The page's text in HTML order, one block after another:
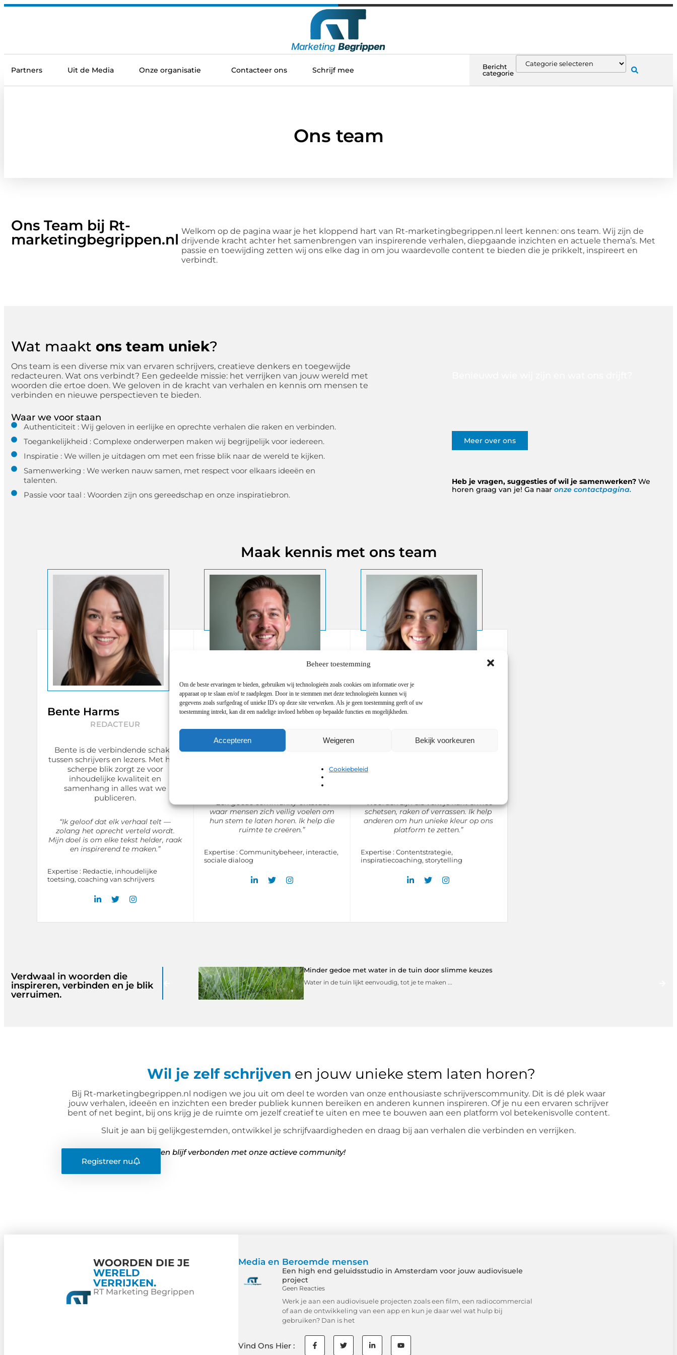
Beheer toestemming
Om de beste ervaringen te bieden, gebruiken wij technologieën zoals cookies om informatie over je
apparaat op te slaan en/of te raadplegen. Door in te stemmen met deze technologieën kunnen wij
gegevens zoals surfgedrag of unieke ID's op deze site verwerken. Als je geen toestemming geeft of uw
toestemming intrekt, kan dit een nadelige invloed hebben op bepaalde functies en mogelijkheden.
Accepteren Weigeren Bekijk voorkeuren
Cookiebeleid
Partners Uit de Media Onze organisatie Contacteer ons Schrijf mee
Bericht
categorie
Ons team
Ons Team bij Rt-
marketingbegrippen.nl Welkom op de pagina waar je het kloppend hart van Rt-marketingbegrippen.nl leert kennen: ons team. Wij zijn de
drijvende kracht achter het samenbrengen van inspirerende verhalen, diepgaande inzichten en actuele thema’s. Met
passie en toewijding zetten wij ons elke dag in om jou waardevolle content te bieden die je prikkelt, inspireert en
verbindt.
Wat maakt ons team uniek?
Ons team is een diverse mix van ervaren schrijvers, creatieve denkers en toegewijde
redacteuren. Wat ons verbindt? Een gedeelde missie: het verrijken van jouw wereld met
woorden die ertoe doen. We geloven in de kracht van verhalen en kennis om mensen te
verbinden en nieuwe perspectieven te bieden.
Waar we voor staan
Authenticiteit : Wij geloven in eerlijke en oprechte verhalen die raken en verbinden.
Toegankelijkheid : Complexe onderwerpen maken wij begrijpelijk voor iedereen.
Inspiratie : We willen je uitdagen om met een frisse blik naar de wereld te kijken.
Samenwerking : We werken nauw samen, met respect voor elkaars ideeën en
talenten.
Passie voor taal : Woorden zijn ons gereedschap en onze inspiratiebron.
Meer over ons
Heb je vragen, suggesties of wil je samenwerken? We
horen graag van je! Ga naar onze contactpagina.
Maak kennis met ons team
Bente Harms
REDACTEUR
Bente is de verbindende schakel
tussen schrijvers en lezers. Met haar
scherpe blik zorgt ze voor
inhoudelijke kwaliteit en
samenhang in alles wat we
publiceren.
“Ik geloof dat elk verhaal telt —
zolang het oprecht verteld wordt.
Mijn doel is om elke tekst helder, raak
en inspirerend te maken.”
Expertise : Redactie, inhoudelijke
toetsing, coaching van schrijvers
Jamal de Vos
Jamal is het aanspreekpunt voor
stimuleert interactie en bewaakt de
“Een goede community ontstaat
waar mensen zich veilig voelen om
hun stem te laten horen. Ik help die
ruimte te creëren.”
Expertise : Communitybeheer, interactie,
sociale dialoog
Elise van Kessel
ondersteunt beginnende schrijvers
“Woorden zijn als verf: je kunt ermee
schetsen, raken of verrassen. Ik help
anderen om hun unieke kleur op ons
platform te zetten.”
Expertise : Contentstrategie,
inspiratiecoaching, storytelling
Verdwaal in woorden die
inspireren, verbinden en je blik
verruimen.
Minder gedoe met water in de tuin door slimme keuzes
Water in de tuin lijkt eenvoudig, tot je te maken ...
Wil je zelf schrijven en jouw unieke stem laten horen?
Bij Rt-marketingbegrippen.nl nodigen we jou uit om deel te worden van onze enthousiaste schrijverscommunity. Dit is dé plek waar
jouw verhalen, ideeën en inzichten een breder publiek kunnen bereiken en anderen kunnen inspireren. Of je nu een ervaren schrijver
bent of net begint, bij ons krijg je de ruimte om jezelf creatief te uiten en mee te bouwen aan een platform vol betekenisvolle content.
Sluit je aan bij gelijkgestemden, ontwikkel je schrijfvaardigheden en draag bij aan verhalen die verbinden en verrijken.
Registreer nu
en blijf verbonden met onze actieve community!
WOORDEN DIE JE
WERELD
VERRIJKEN.
RT Marketing Begrippen
Media en Beroemde mensen
Een high end geluidsstudio in Amsterdam voor jouw audiovisuele
project
Geen Reacties
Werk je aan een audiovisuele projecten zoals een film, een radiocommercial
of aan de ontwikkeling van een app en kun je daar wel wat hulp bij
gebruiken? Dan is het
Vind Ons Hier :